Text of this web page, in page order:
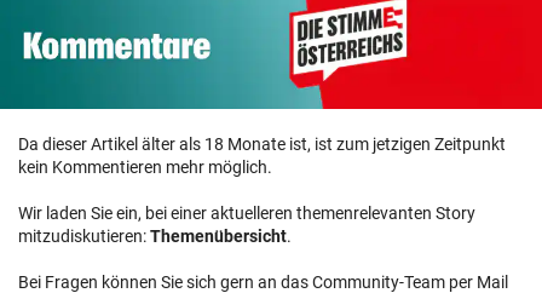
Da dieser Artikel älter als 18 Monate ist, ist zum jetzigen Zeitpunkt
kein Kommentieren mehr möglich.
Wir laden Sie ein, bei einer aktuelleren themenrelevanten Story
mitzudiskutieren:Themenübersicht.
Bei Fragen können Sie sich gern an das Community-Team per Mail